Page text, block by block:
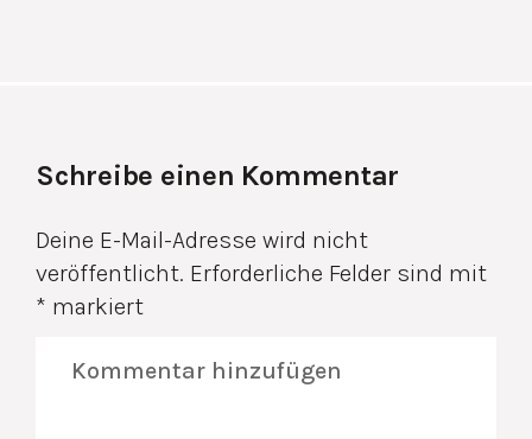
Schreibe einen Kommentar
Deine E-Mail-Adresse wird nicht
veröffentlicht. Erforderliche Felder sind mit
* markiert